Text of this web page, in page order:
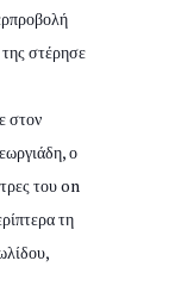
στέρησε
στον
ο
του on
τη